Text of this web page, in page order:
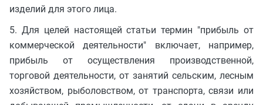
изделий для этого лица.
5. Для целей настоящей статьи термин "прибыль от
коммерческой деятельности" включает, например,
прибыль от осуществления производственной,
торговой деятельности, от занятий сельским, лесным
хозяйством, рыболовством, от транспорта, связи или